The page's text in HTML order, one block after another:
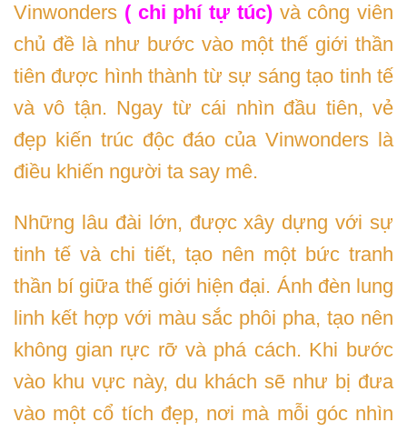
Vinwonders ( chi phí tự túc) và công viên
chủ đề là như bước vào một thế giới thần
tiên được hình thành từ sự sáng tạo tinh tế
và vô tận. Ngay từ cái nhìn đầu tiên, vẻ
đẹp kiến trúc độc đáo của Vinwonders là
điều khiến người ta say mê.
Những lâu đài lớn, được xây dựng với sự
tinh tế và chi tiết, tạo nên một bức tranh
thần bí giữa thế giới hiện đại. Ánh đèn lung
linh kết hợp với màu sắc phôi pha, tạo nên
không gian rực rỡ và phá cách. Khi bước
vào khu vực này, du khách sẽ như bị đưa
vào một cổ tích đẹp, nơi mà mỗi góc nhìn